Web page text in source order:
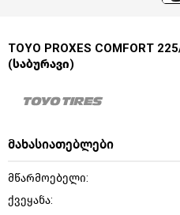
TOYO PROXES COMFORT
(საბურავი)
მახასიათებლები
მწარმოებელი:
ქვეყანა: